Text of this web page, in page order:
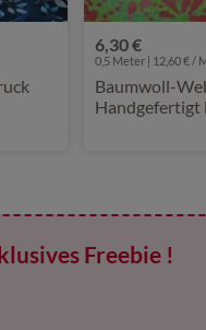
6,30 €
0,5 Meter | 12,60 € /
Baumwoll-
Handgefertigt
Freebie !